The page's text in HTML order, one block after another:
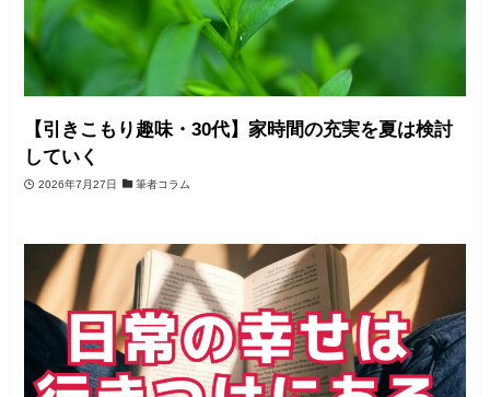
【引きこもり趣味・30代】家時間の充実を夏は検討
していく
2026年7月27日 筆者コラム